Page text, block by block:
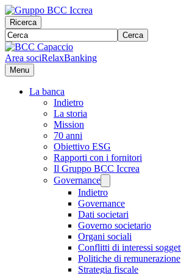
Ricerca
Cerca
Area sociRelaxBanking
Menu
La banca
Indietro
La storia
Mission
70 anni
Obiettivo ESG
Rapporti con i fornitori
Il Gruppo BCC Iccrea
Governance
Indietro
Governance
Dati societari
Governo societario
Organi sociali
Conflitti di interessi
Politiche di remunerazione
Strategia fiscale